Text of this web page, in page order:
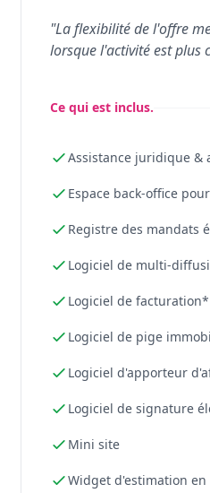
"La flexibilité de l'offre
lorsque l'activité est plus
Ce qui est inclus.
Assistance juridique &
Espace back-office
Registre des mandats
Logiciel de multi-
Logiciel de facturation*
Logiciel de pige
Logiciel d'apporteur
Logiciel de signature
Mini site
Widget d'estimation